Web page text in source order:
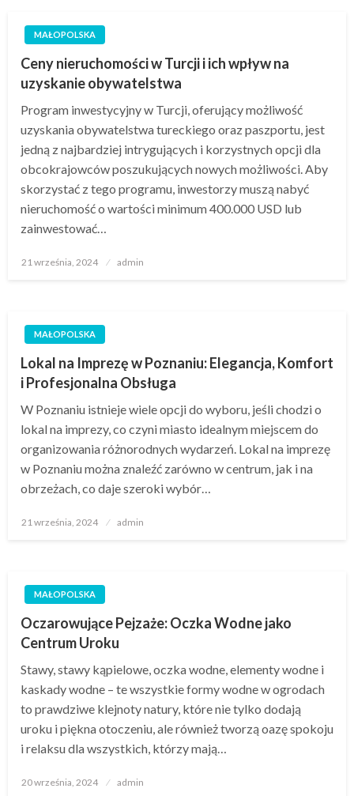
MAŁOPOLSKA
Ceny nieruchomości w Turcji i ich wpływ na
uzyskanie obywatelstwa
Program inwestycyjny w Turcji, oferujący możliwość
uzyskania obywatelstwa tureckiego oraz paszportu, jest
jedną z najbardziej intrygujących i korzystnych opcji dla
obcokrajowców poszukujących nowych możliwości. Aby
skorzystać z tego programu, inwestorzy muszą nabyć
nieruchomość o wartości minimum 400.000 USD lub
zainwestować…
Opublikowane
21 września, 2024 admin
MAŁOPOLSKA
Lokal na Imprezę w Poznaniu: Elegancja, Komfort
i Profesjonalna Obsługa
W Poznaniu istnieje wiele opcji do wyboru, jeśli chodzi o
lokal na imprezy, co czyni miasto idealnym miejscem do
organizowania różnorodnych wydarzeń. Lokal na imprezę
w Poznaniu można znaleźć zarówno w centrum, jak i na
obrzeżach, co daje szeroki wybór…
Opublikowane
21 września, 2024 admin
MAŁOPOLSKA
Oczarowujące Pejzaże: Oczka Wodne jako
Centrum Uroku
Stawy, stawy kąpielowe, oczka wodne, elementy wodne i
kaskady wodne – te wszystkie formy wodne w ogrodach
to prawdziwe klejnoty natury, które nie tylko dodają
uroku i piękna otoczeniu, ale również tworzą oazę spokoju
i relaksu dla wszystkich, którzy mają…
Opublikowane
20 września, 2024 admin